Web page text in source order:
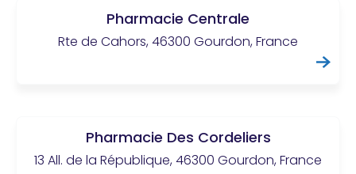
Pharmacie Centrale
Rte de Cahors, 46300 Gourdon, France
Pharmacie Des Cordeliers
13 All. de la République, 46300 Gourdon, France